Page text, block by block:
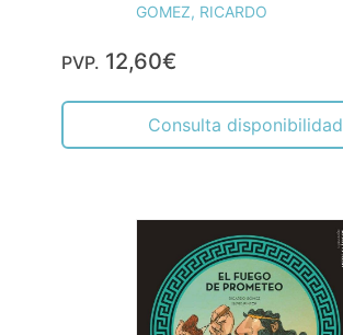
GOMEZ, RICARDO
PVP. 12,60€
Consulta disponibilidad